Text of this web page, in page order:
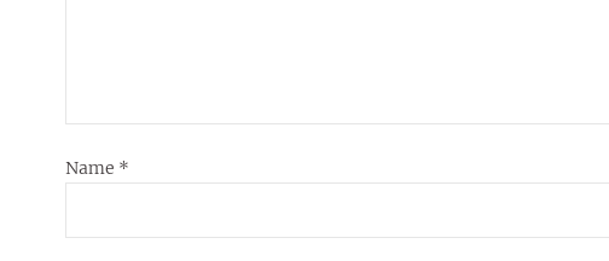
Name *